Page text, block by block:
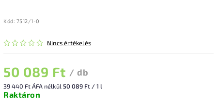
Kód: 7512/1-0
Nincs értékelés
50 089 Ft / db
39 440 Ft ÁFA nélkül 50 089 Ft / 1 l
Raktáron